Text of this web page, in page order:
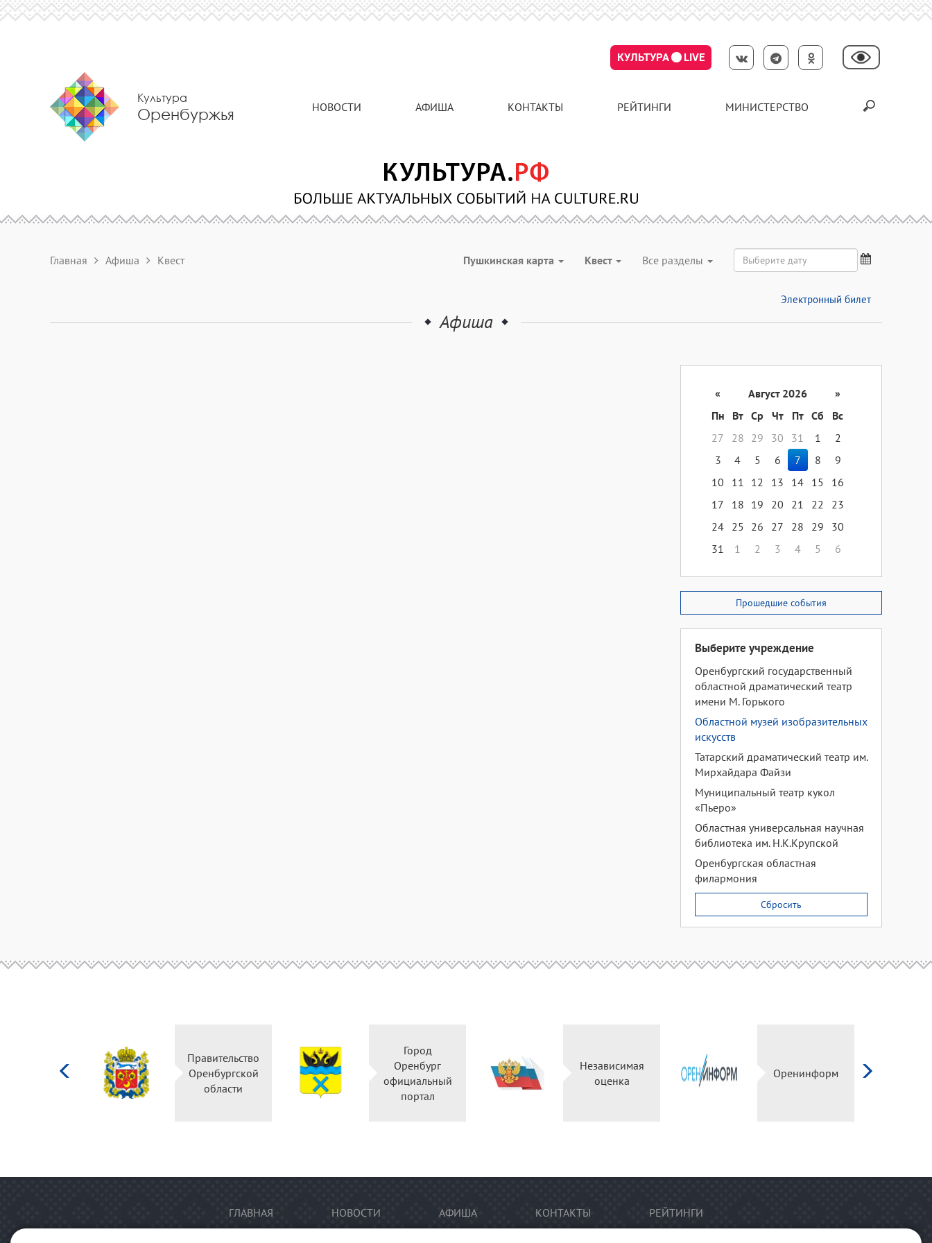
КУЛЬТУРА LIVE
Культура
Оренбуржья НОВОСТИ АФИША КОНТАКТЫ РЕЙТИНГИ МИНИСТЕРСТВО
Главная Афиша Квест Пушкинская карта Квест Все разделы
Электронный билет
Афиша
« Август 2026
»
Пн
Вт Ср Чт Пт Сб
Вс
27
28 29 30 31 1
2
3
4 5 6 7 8
9
10
11 12 13 14 15
16
17
18 19 20 21 22
23
24 25 26 27 28 29
30
31
1 2 3 4 5 6
Прошедшие события
Выберите учреждение
Оренбургский государственный
областной драматический театр
имени М. Горького
Областной музей изобразительных
искусств
Татарский драматический театр им.
Мирхайдара Файзи
Муниципальный театр кукол
«Пьеро»
Областная универсальная научная
библиотека им. Н.К.Крупской
Оренбургская областная
филармония
Сбросить
Правительство
Оренбургской
области
Город
Оренбург
официальный
портал
Независимая
оценка
Оренинформ
ГЛАВНАЯ НОВОСТИ АФИША КОНТАКТЫ РЕЙТИНГИ